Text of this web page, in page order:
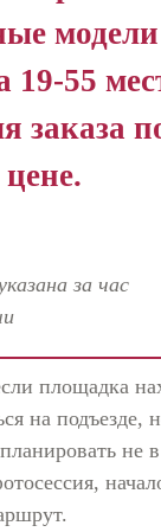
модели
19-55
заказа
за час
площадка
на подъезде,
не в